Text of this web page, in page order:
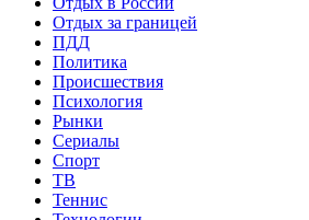
Отдых за границей
ПДД
Политика
Происшествия
Психология
Рынки
Сериалы
Спорт
ТВ
Теннис